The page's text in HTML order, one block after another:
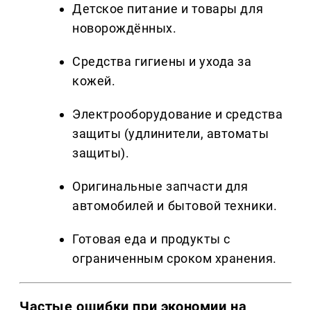
Детское питание и товары для
новорождённых.
Средства гигиены и ухода за
кожей.
Электрооборудование и средства
защиты (удлинители, автоматы
защиты).
Оригинальные запчасти для
автомобилей и бытовой техники.
Готовая еда и продукты с
ограниченным сроком хранения.
Частые ошибки при экономии на